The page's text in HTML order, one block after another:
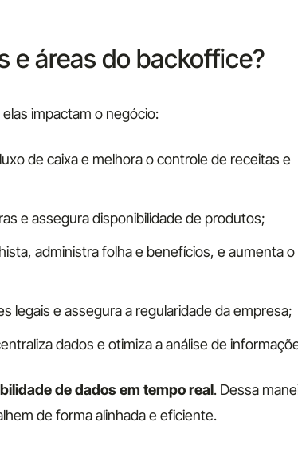
e áreas do backoffice?
impactam o negócio:
de caixa e melhora o controle de receitas e
e assegura disponibilidade de produtos;
administra folha e benefícios, e aumenta o
legais e assegura a regularidade da empresa;
dados e otimiza a análise de
de dados em tempo real. Dessa
de forma alinhada e eficiente.